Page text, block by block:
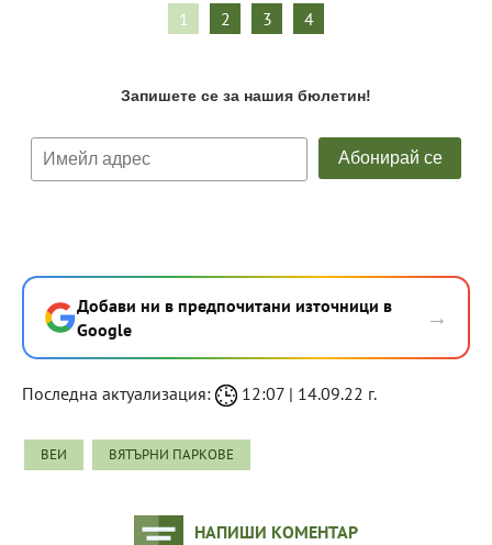
1 2 3 4
Добави ни в предпочитани източници в
Google
→
Последна актуализация: 12:07 | 14.09.22 г.
ВЕИ ВЯТЪРНИ ПАРКОВЕ
НАПИШИ КОМЕНТАР